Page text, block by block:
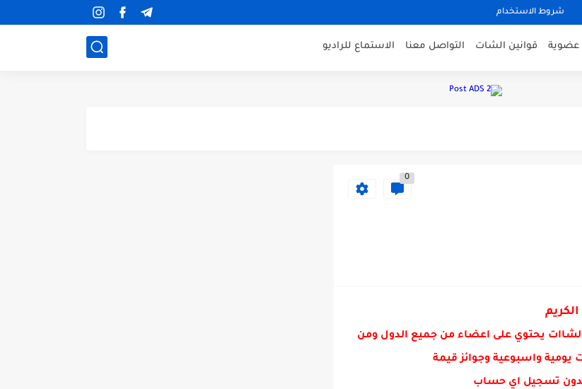
شروط الاستخدام
عضوية قوانين الشات التواصل معنا الاستماع للراديو
التقديم
التقديم
0
الكريم
يحتوي على اعضاء من جميع الدول ومن
واسبوعية وجوائز قيمة
تسجيل اي حساب